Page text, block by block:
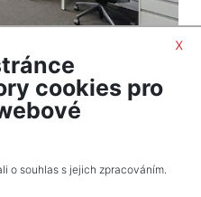
/ 120 m2
total10.
x
cookies pro
o souhlas s jejich zpracováním.